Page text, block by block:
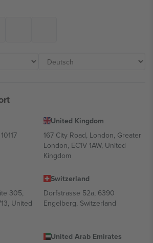
United Kingdom
167 City Road, London, Greater
London, EC1V 1AW, United
Kingdom
305,
United
Switzerland
Dorfstrasse 52a, 6390
Engelberg, Switzerland
United Arab Emirates